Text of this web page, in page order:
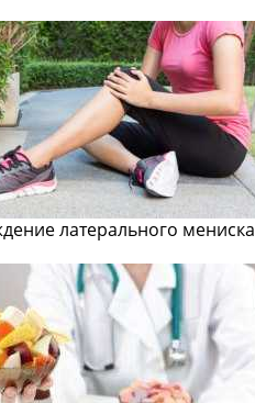
латерального мениска